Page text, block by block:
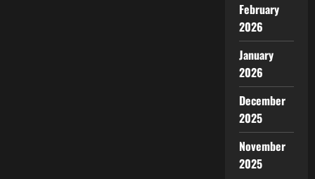
February
2026
January
2026
December
2025
November
2025